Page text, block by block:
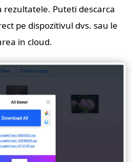
Puteti descarca
pe dispozitivul dvs. sau le
in cloud.